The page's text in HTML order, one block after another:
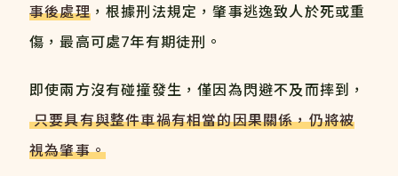
事後處理，根據刑法規定，肇事逃逸致人於死或重
傷，最高可處7年有期徒刑。
即使兩方沒有碰撞發生，僅因為閃避不及而摔到，
只要具有與整件車禍有相當的因果關係，仍將被
視為肇事。